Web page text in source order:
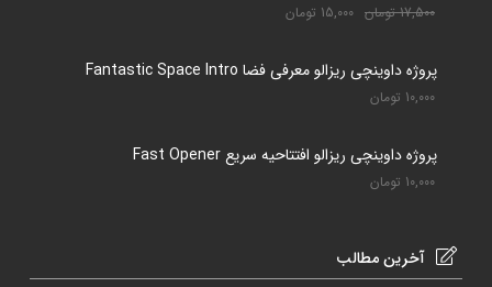
17,500 تومان 15,000 تومان
پروژه داوینچی ریزالو معرفی فضا Fantastic Space Intro
10,000 تومان
پروژه داوینچی ریزالو افتتاحیه سریع Fast Opener
10,000 تومان
آخرین مطالب